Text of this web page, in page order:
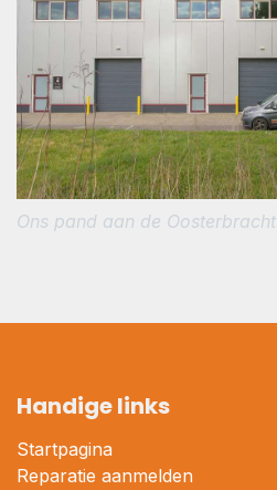
Ons pand aan de Oosterbracht
Handige links
Startpagina
Reparatie aanmelden